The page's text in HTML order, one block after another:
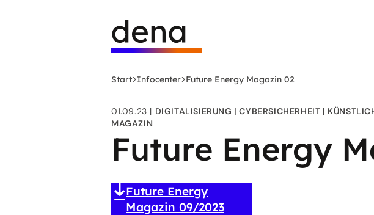
Deutsche
Energie-
Agentur
-
Startseite
Start Infocenter Future Energy Magazin 02
01.09.23 DIGITALISIERUNG CYBERSICHERHEIT
MAGAZIN
Future Energy
Future Energy
Magazin 09/2023